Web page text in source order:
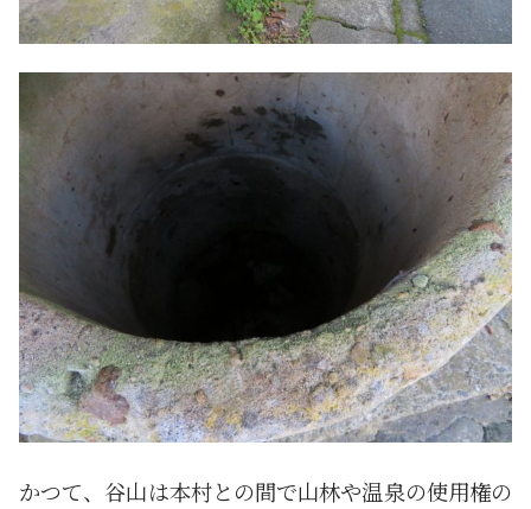
かつて、谷山は本村との間で山林や温泉の使用権の